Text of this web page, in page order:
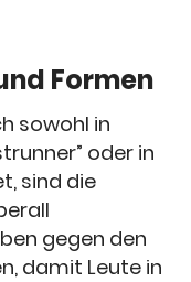
Formen
sowohl in
oder in
sind die
gegen den
damit Leute in